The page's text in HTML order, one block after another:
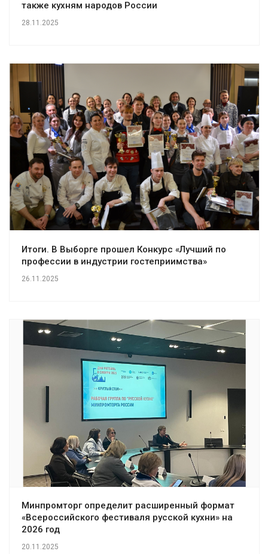
также кухням народов России
28.11.2025
Итоги. В Выборге прошел Конкурс «Лучший по
профессии в индустрии гостеприимства»
26.11.2025
Минпромторг определит расширенный формат
«Всероссийского фестиваля русской кухни» на
2026 год
20.11.2025